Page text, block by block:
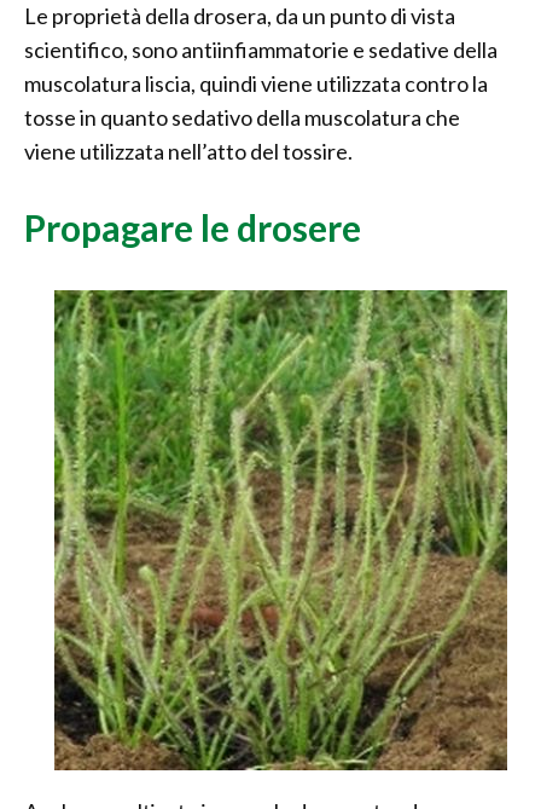
Le proprietà della drosera, da un punto di vista
scientifico, sono antiinfiammatorie e sedative della
muscolatura liscia, quindi viene utilizzata contro la
tosse in quanto sedativo della muscolatura che
viene utilizzata nell’atto del tossire.
Propagare le drosere